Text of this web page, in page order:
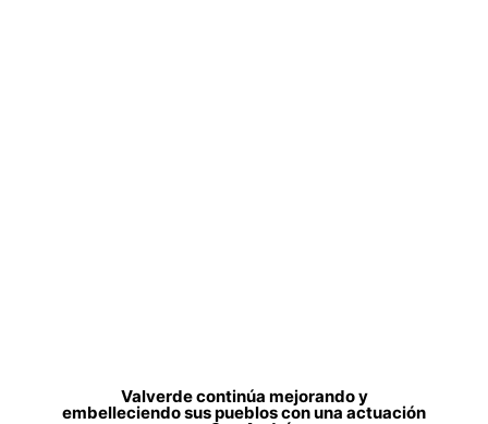
Valverde continúa mejorando y
embelleciendo sus pueblos con una actuación